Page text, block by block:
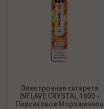
Электронная сигарета
INFLAVE CRYSTAL 1800 -
Персиковое Мороженное